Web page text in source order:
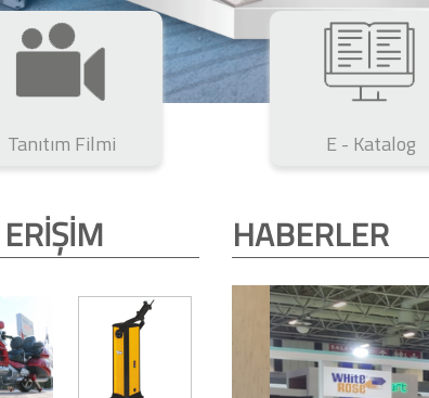
Tanıtım Filmi E - Katalog
HABERLER